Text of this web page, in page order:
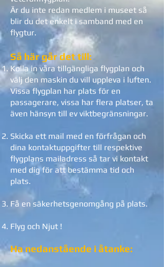
Är du inte redan medlem i museet så
blir du det enkelt i samband med en
flygtur.
Så här går det till:
Kolla in våra tillgängliga flygplan och
välj den maskin du vill uppleva i luften.
Vissa flygplan har plats för en
passagerare, vissa har flera platser, ta
även hänsyn till ev viktbegränsningar.
Skicka ett mail med en förfrågan och
dina kontaktuppgifter till respektive
flygplans mailadress så tar vi kontakt
med dig för att bestämma tid och
plats.
Få en säkerhetsgenomgång på plats.
Flyg och Njut !
Ha nedanstående i åtanke: